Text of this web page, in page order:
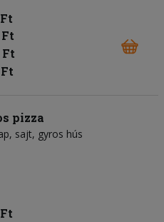
Ft
pizza
sajt gyros hús